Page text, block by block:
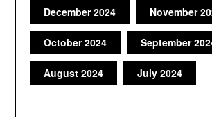
December 2024 November
October 2024 September
August 2024 July 2024